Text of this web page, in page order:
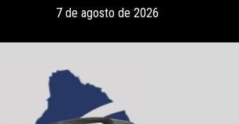
Nosso Lar garante atendimento a crianças
7 de agosto de 2026